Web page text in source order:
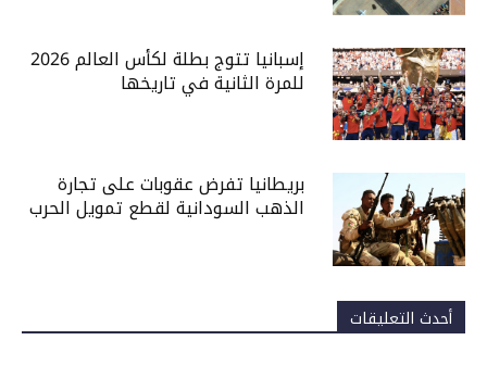
إسبانيا تتوج بطلة لكأس العالم 2026
للمرة الثانية في تاريخها
بريطانيا تفرض عقوبات على تجارة
الذهب السودانية لقطع تمويل الحرب
أحدث التعليقات